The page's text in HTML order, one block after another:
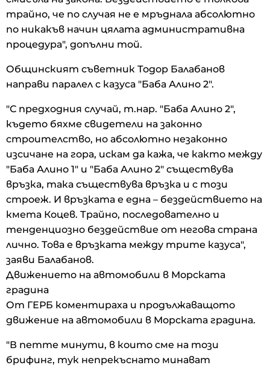
трайно, че по случая не е мръднала абсолютно
по никакъв начин цялата административна
процедура", допълни той.
Общинският съветник Тодор Балабанов
направи паралел с казуса "Баба Алино 2".
"С предходния случай, т.нар. "Баба Алино 2",
където бяхме свидетели на законно
строителство, но абсолютно незаконно
изсичане на гора, искам да кажа, че както между
"Баба Алино 1" и "Баба Алино 2" съществува
връзка, така съществува връзка и с този
строеж. И връзката е една – бездействието на
кмета Коцев. Трайно, последователно и
тенденциозно бездействие от негова страна
лично. Това е връзката между трите казуса",
заяви Балабанов.
Движението на автомобили в Морската
градина
От ГЕРБ коментираха и продължаващото
движение на автомобили в Морската градина.
"В петте минути, в които сме на този
брифинг, тук непрекъснато минават